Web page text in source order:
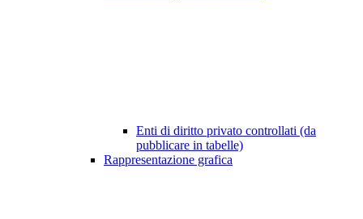
Enti di diritto privato controllati (da
pubblicare in tabelle)
Rappresentazione grafica